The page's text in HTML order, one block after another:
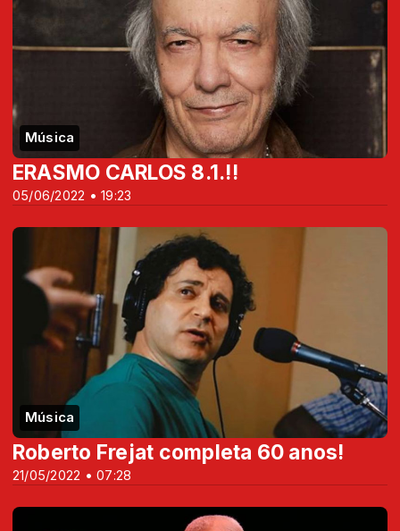
Música
05/06/2022 • 19:23
ERASMO CARLOS 8.1.!!
Música
21/05/2022 • 07:28
Roberto Frejat completa 60 anos!